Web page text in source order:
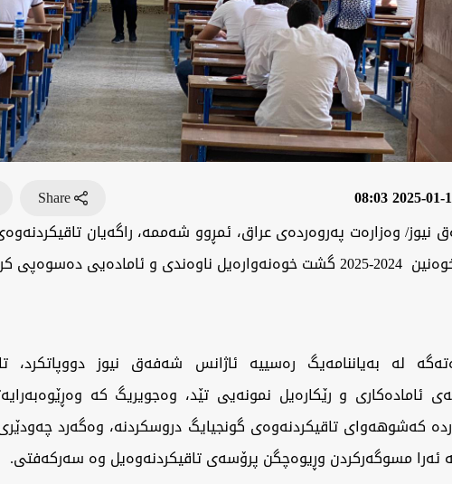
2025-01-11
Share
نیوز/ وەزارەت پەروەردەی عراق، ئمڕوو شەممە، راگەیان
ناوەندی و ئامادەیی دەسوەپی کرد.
لە بەیاننامەیگ رەسییە ئاژانس شەفەق نیوز دووپاتکرد،
ئامادەکاری و رێکارەیل نمونەیی تێد، وەجویریگ کە
کەشوهەوای تاقیکردنەوەی گونجیایگ دروسکردنە، وەگەرد
ئەرا مسوگەرکردن وڕیوەچگن پرۆسەی تاقیکردنەوەیل وە سەرکەفتی.